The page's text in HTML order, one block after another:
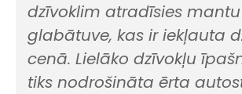
dzīvoklim atradīsies mantu
glabātuve, kas ir iekļauta
cenā. Lielāko dzīvokļu
tiks nodrošināta ērta